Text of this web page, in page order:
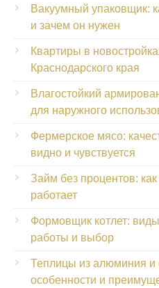
Вакуумный упаковщик:
и зачем он нужен
Квартиры в
Краснодарского края
Влагостойкий
для наружного
Фермерское мясо:
видно и чувствуется
Займ без процентов: как
работает
Формовщик котлет:
работы и выбор
Теплицы из алюминия и
особенности и